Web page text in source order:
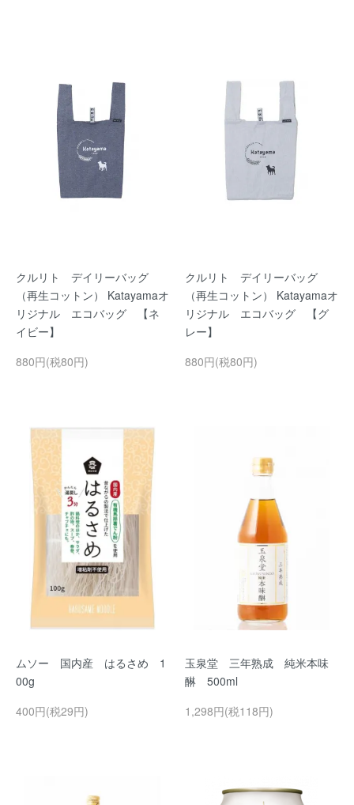
クルリト デイリーバッグ
（再生コットン） Katayamaオ
リジナル エコバッグ 【ネ
イビー】
880円(税80円)
クルリト デイリーバッグ
（再生コットン） Katayamaオ
リジナル エコバッグ 【グ
レー】
880円(税80円)
ムソー 国内産 はるさめ 1
00g
400円(税29円)
玉泉堂 三年熟成 純米本味
醂 500ml
1,298円(税118円)